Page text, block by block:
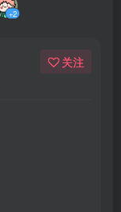
+2
关注